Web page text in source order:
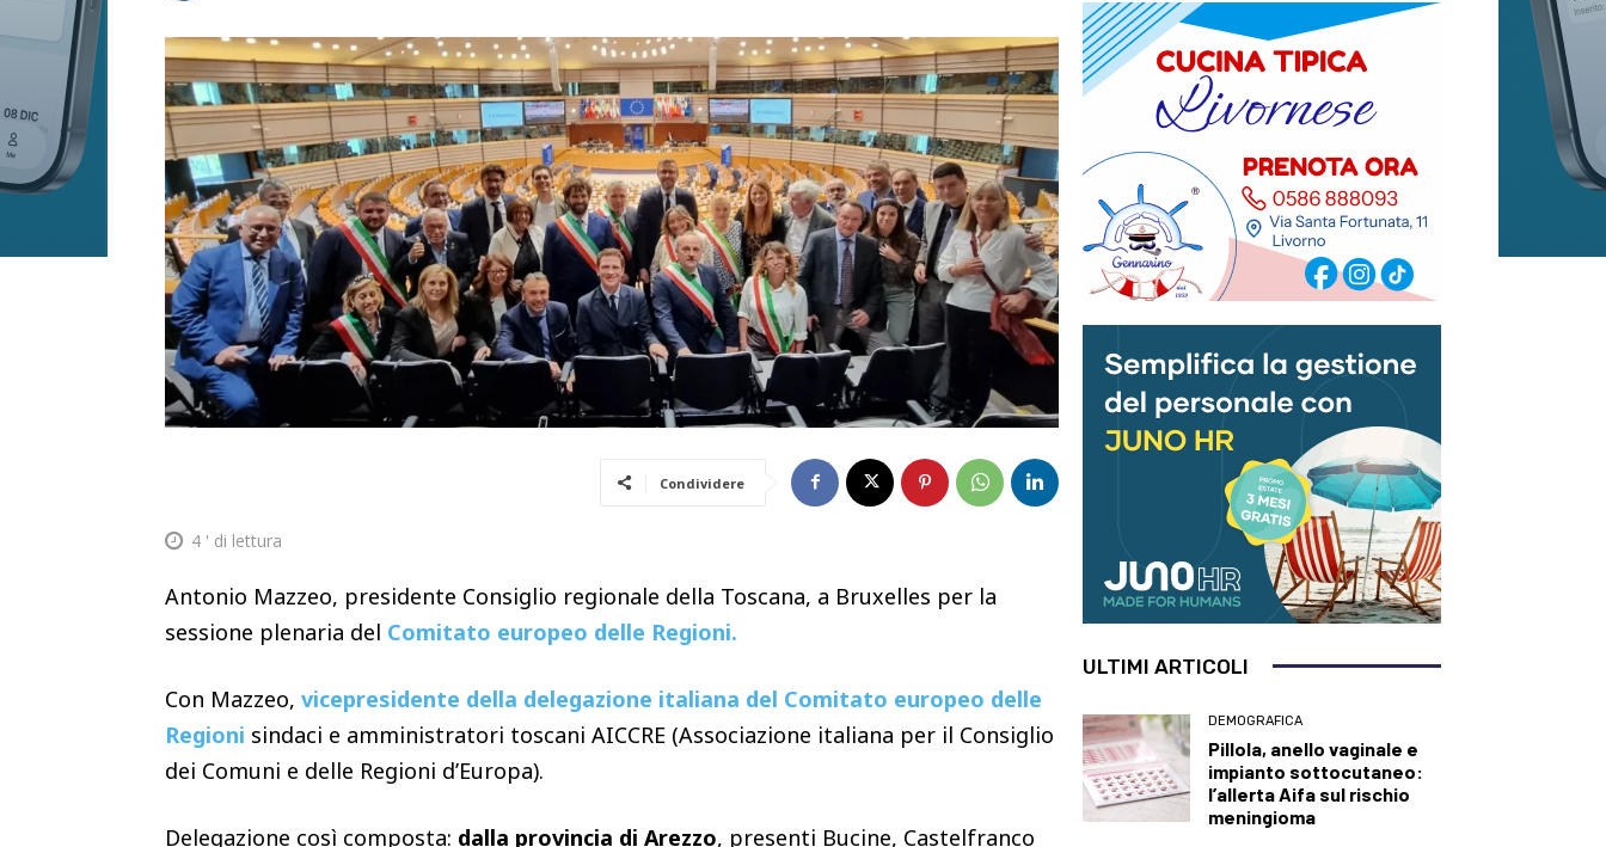
Condividere
4 ' di lettura
Antonio Mazzeo, presidente Consiglio regionale della Toscana, a Bruxelles per la
sessione plenaria del Comitato europeo delle Regioni.
Con Mazzeo, vicepresidente della delegazione italiana del Comitato europeo delle
Regioni sindaci e amministratori toscani AICCRE (Associazione italiana per il Consiglio
dei Comuni e delle Regioni d’Europa).
Delegazione così composta: dalla provincia di Arezzo, presenti Bucine, Castelfranco
ULTIMI ARTICOLI
DEMOGRAFICA
Pillola, anello vaginale e
impianto sottocutaneo:
l’allerta Aifa sul rischio
meningioma